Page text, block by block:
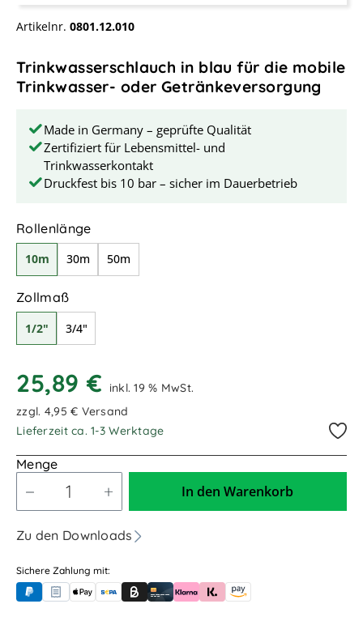
Artikelnr. 0801.12.010
Trinkwasserschlauch in blau für die mobile
Trinkwasser- oder Getränkeversorgung
Made in Germany – geprüfte Qualität
Zertifiziert für Lebensmittel- und
Trinkwasserkontakt
Druckfest bis 10 bar – sicher im Dauerbetrieb
Rollenlängeauswählen
10m 30m 50m
Zollmaßauswählen
1/2" 3/4"
25,89 €
inkl. 19 % MwSt.
zzgl. 4,95 € Versand
Lieferzeit ca. 1-3 Werktage
Menge
In den Warenkorb
Zu den Downloads
Sichere Zahlung mit:
PayPalRechnungskauf (für Behörden)
Apple PayBanküberweisung (vorab)
Rechnungskauf (Billie)
Kreditkarte
Rechnung oder Ratenkauf (Klarna)
Sofortüberweisung (Klarna)
Amazon Pay